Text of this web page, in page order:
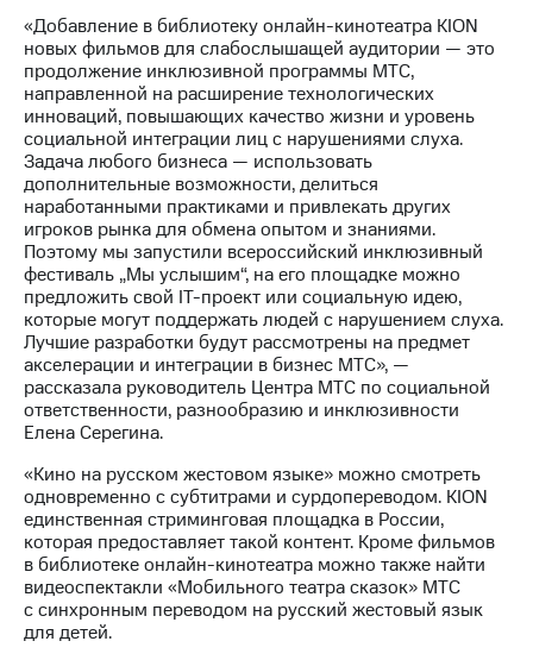
и акционерам
Корпоративное
управление
Корпоративный
секретарь
Раскрытие
информации
Информация
акционерам
Документы
ПАО
"МТС"
Собрания
акционеров
Личный
кабинет
акционера
Акционерный
капитал
Контроль
и
аудит
Рынок
акций
Описание
Программа
«Добавление в библиотеку онлайн-кинотеатра KION
новых фильмов для слабослышащей аудитории — это
продолжение инклюзивной программы МТС,
направленной на расширение технологических
инноваций, повышающих качество жизни и уровень
социальной интеграции лиц с нарушениями слуха.
Задача любого бизнеса — использовать
дополнительные возможности, делиться
наработанными практиками и привлекать других
игроков рынка для обмена опытом и знаниями.
Поэтому мы запустили всероссийский инклюзивный
фестиваль „Мы услышим“, на его площадке можно
предложить свой IT-проект или социальную идею,
которые могут поддержать людей с нарушением слуха.
Лучшие разработки будут рассмотрены на предмет
акселерации и интеграции в бизнес МТС», —
рассказала руководитель Центра МТС по социальной
ответственности, разнообразию и инклюзивности
Елена Серегина.
«Кино на русском жестовом языке» можно смотреть
одновременно с субтитрами и сурдопереводом. KION
единственная стриминговая площадка в России,
которая предоставляет такой контент. Кроме фильмов
в библиотеке онлайн-кинотеатра можно также найти
видеоспектакли «Мобильного театра сказок» МТС
с синхронным переводом на русский жестовый язык
для детей.